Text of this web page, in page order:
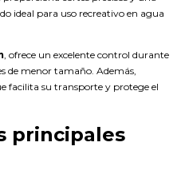
ideal para uso recreativo en agua
, ofrece un excelente control durante
de menor tamaño. Además,
facilita su transporte y protege el
principales